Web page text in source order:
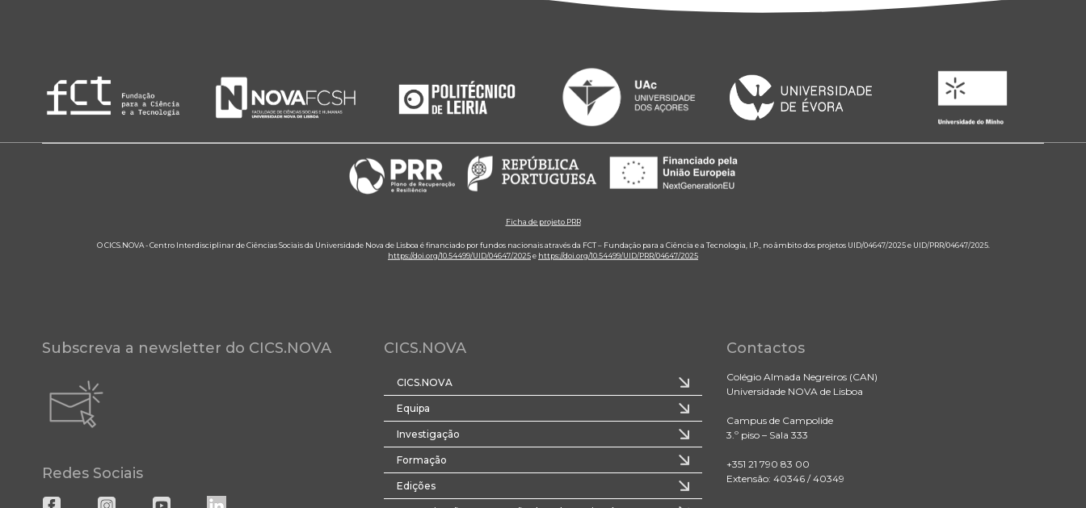
Ficha de projeto PRR
O CICS.NOVA - Centro Interdisciplinar de Ciências Sociais da Universidade Nova de Lisboa é financiado por fundos nacionais através da FCT – Fundação para a Ciência e a Tecnologia, I.P., no âmbito dos projetos UID/04647/2025 e UID/PRR/04647/2025.
https://doi.org/10.54499/UID/04647/2025e https://doi.org/10.54499/UID/PRR/04647/2025
Subscreva a newsletter do CICS.NOVA
Redes Sociais
CICS.NOVA
CICS.NOVA
Equipa
Investigação
Formação
Edições
Contactos
Colégio Almada Negreiros (CAN)
Universidade NOVA de Lisboa
Campus de Campolide
3.º piso – Sala 333
+351 21 790 83 00
Extensão: 40346 / 40349